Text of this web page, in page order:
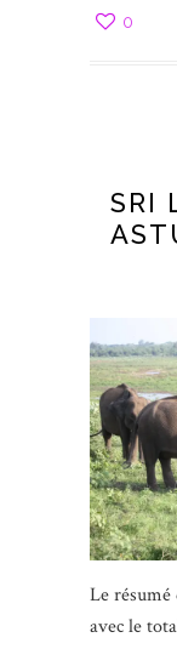
0
SRI
Le résumé
avec le